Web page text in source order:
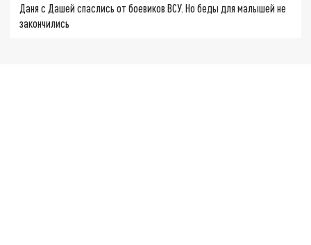
Даня с Дашей спаслись от боевиков ВСУ. Но беды для малышей не
закончились